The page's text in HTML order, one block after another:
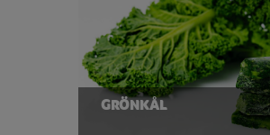
Protein
Riboflavin
Tiamin
GRÖNKÅL